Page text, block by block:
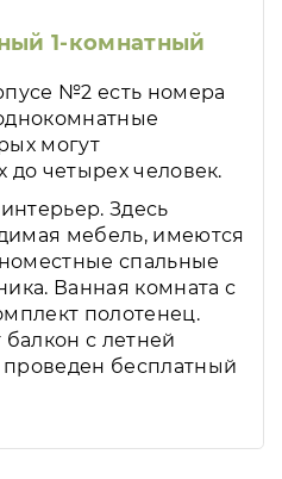
1-комнатный
№2 есть номера
могут
до четырех человек.
Здесь
мебель, имеются
спальные
Ванная комната с
полотенец.
с летней
бесплатный